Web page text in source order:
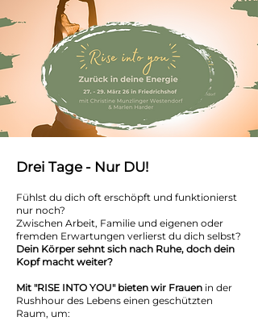
Drei Tage - Nur DU!
Fühlst du dich oft erschöpft und funktionierst
nur noch?
Zwischen Arbeit, Familie und eigenen oder
fremden Erwartungen verlierst du dich selbst?
Dein Körper sehnt sich nach Ruhe, doch dein
Kopf macht weiter?
Mit "RISE INTO YOU" bieten wir Frauen in der
Rushhour des Lebens einen geschützten
Raum, um: